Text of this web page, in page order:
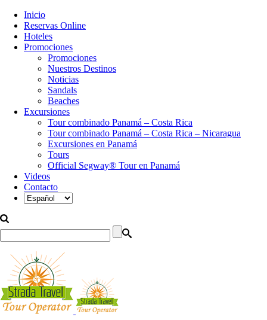
Inicio
Reservas Online
Hoteles
Promociones
Promociones
Nuestros Destinos
Noticias
Sandals
Beaches
Excursiones
Tour combinado Panamá – Costa Rica
Tour combinado Panamá – Costa Rica – Nicaragua
Excursiones en Panamá
Tours
Official Segway® Tour en Panamá
Videos
Contacto